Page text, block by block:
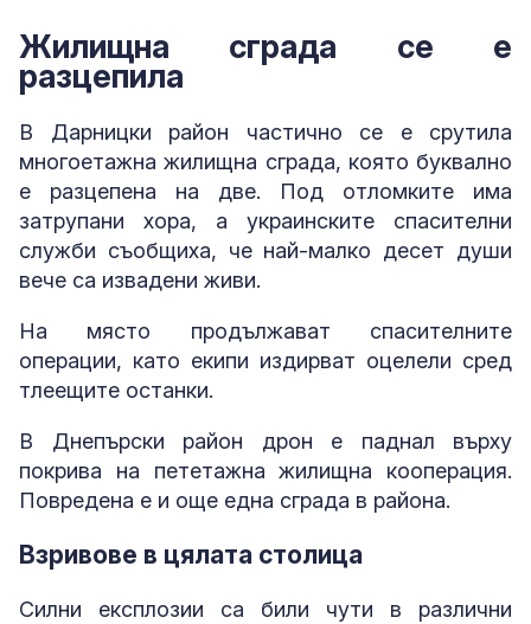
Жилищна сграда се е
разцепила
В Дарницки район частично се е срутила
многоетажна жилищна сграда, която буквално
е разцепена на две. Под отломките има
затрупани хора, а украинските спасителни
служби съобщиха, че най-малко десет души
вече са извадени живи.
На място продължават спасителните
операции, като екипи издирват оцелели сред
тлеещите останки.
В Днепърски район дрон е паднал върху
покрива на пететажна жилищна кооперация.
Повредена е и още една сграда в района.
Взривове в цялата столица
Силни експлозии са били чути в различни